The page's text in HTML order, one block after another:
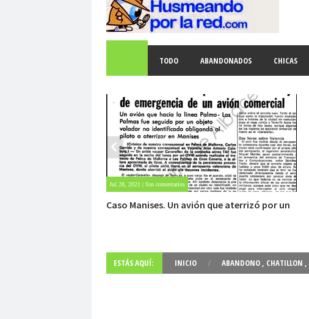
TODO ABANDONADOS CHICAS
May 28, 2021 | Sin comentarios
Fuerte abandonado del siglo XIX
ESTÁS AQUÍ: INICIO / ABANDONO , CHATILLON ,